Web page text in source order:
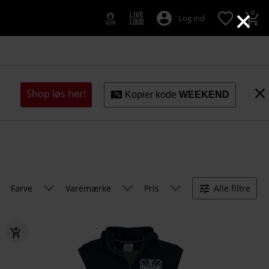
×
Log ind 0
Shop løs her! Kopier kode WEEKEND
Farve Varemærke Pris Alle filtre